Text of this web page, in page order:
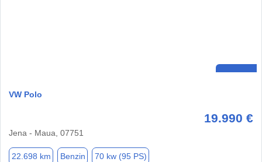
VW Polo
19.990 €
Jena - Maua, 07751
22.698 km Benzin 70 kw (95 PS)